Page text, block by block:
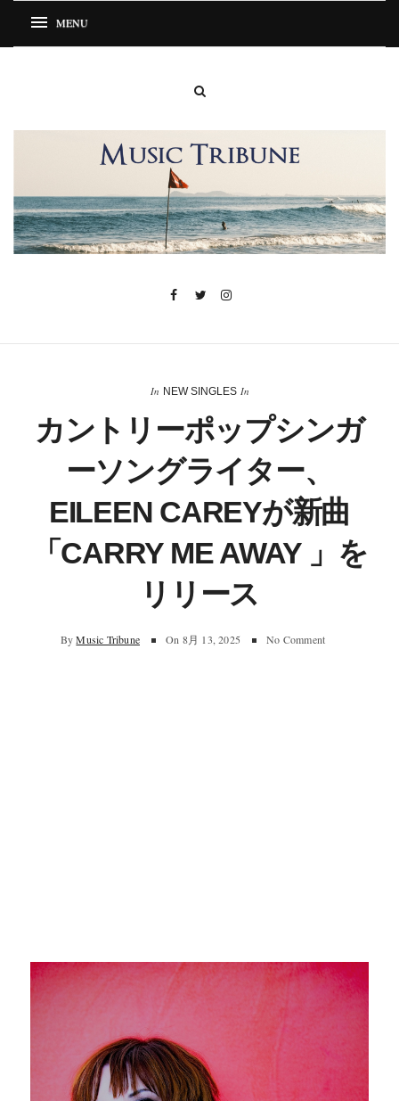
In NEW SINGLES In
カントリーポップシンガ
ーソングライター、
EILEEN CAREYが新曲
「CARRY ME AWAY 」を
リリース
By Music Tribune On 8月 13, 2025 No Comment